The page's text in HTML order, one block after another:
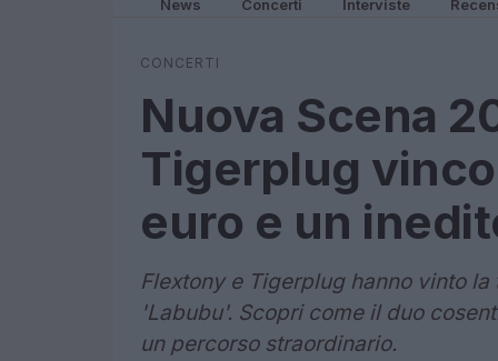
News Concerti Interviste
CONCERTI
Nuova Scena
Tigerplug
euro e un
Flextony e Tigerplug hanno vinto
'Labubu'. Scopri come il duo
un percorso straordinario.